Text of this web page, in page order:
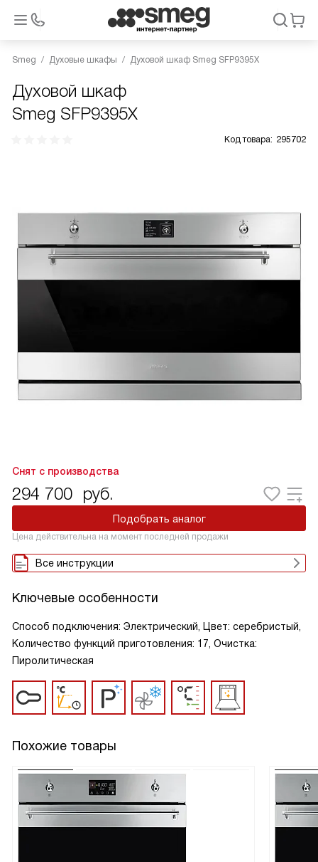
Smeg Духовые шкафы Духовой шкаф Smeg SFP9395X
Духовой шкаф
Smeg SFP9395X
Код товара: 295702
Снят с производства
294 700 руб.
Подобрать аналог
Цена действительна на момент последней продажи
Все инструкции
Ключевые особенности
Способ подключения: Электрический, Цвет: серебристый,
Количество функций приготовления: 17, Очистка:
Пиролитическая
Похожие товары